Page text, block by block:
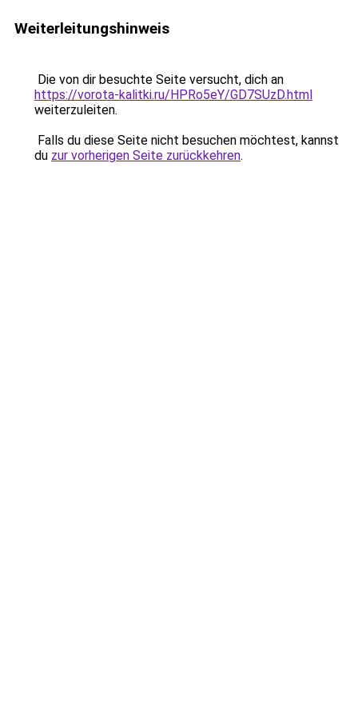
Weiterleitungshinweis
Die von dir besuchte Seite versucht, dich an
https://vorota-kalitki.ru/HPRo5eY/GD7SUzD.html
weiterzuleiten.
Falls du diese Seite nicht besuchen möchtest, kannst
du zur vorherigen Seite zurückkehren.